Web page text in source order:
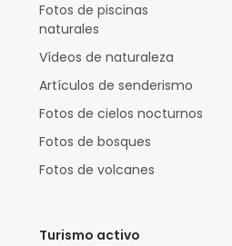
Fotos de piscinas
naturales
Vídeos de naturaleza
Artículos de senderismo
Fotos de cielos nocturnos
Fotos de bosques
Fotos de volcanes
Turismo activo